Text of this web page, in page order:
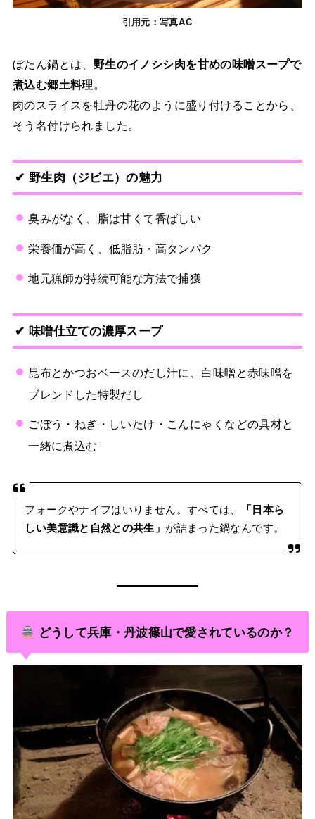
引用元：写真AC
ぼたん鍋とは、 野生のイノシシ肉を甘めの味噌スープで
煮込む郷土料理。
肉のスライスを牡丹の花のように盛り付けることから、
そう名付けられました。
✔ 野生肉（ジビエ）の魅力
臭みがなく、脂は甘くて香ばしい
栄養価が高く、低脂肪・高タンパク
地元猟師が持続可能な方法で捕獲
✔ 味噌仕立ての濃厚スープ
昆布とかつおベースのだし汁に、白味噌と赤味噌を
ブレンドした特製だし
ごぼう・ねぎ・しいたけ・こんにゃくなどの具材と
一緒に煮込む
フォークやナイフはいりません。すべては、
「日本ら
しい美意識と自然との共生」 が詰まった鍋なんです。
どうして兵庫・丹波篠山で愛されているのか？